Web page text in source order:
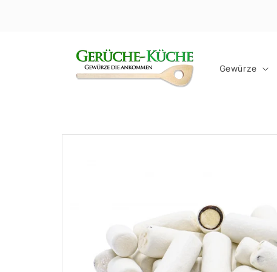
Gewürze
Zu